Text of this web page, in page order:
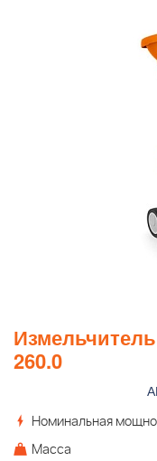
260.0
Номинальная
Масса